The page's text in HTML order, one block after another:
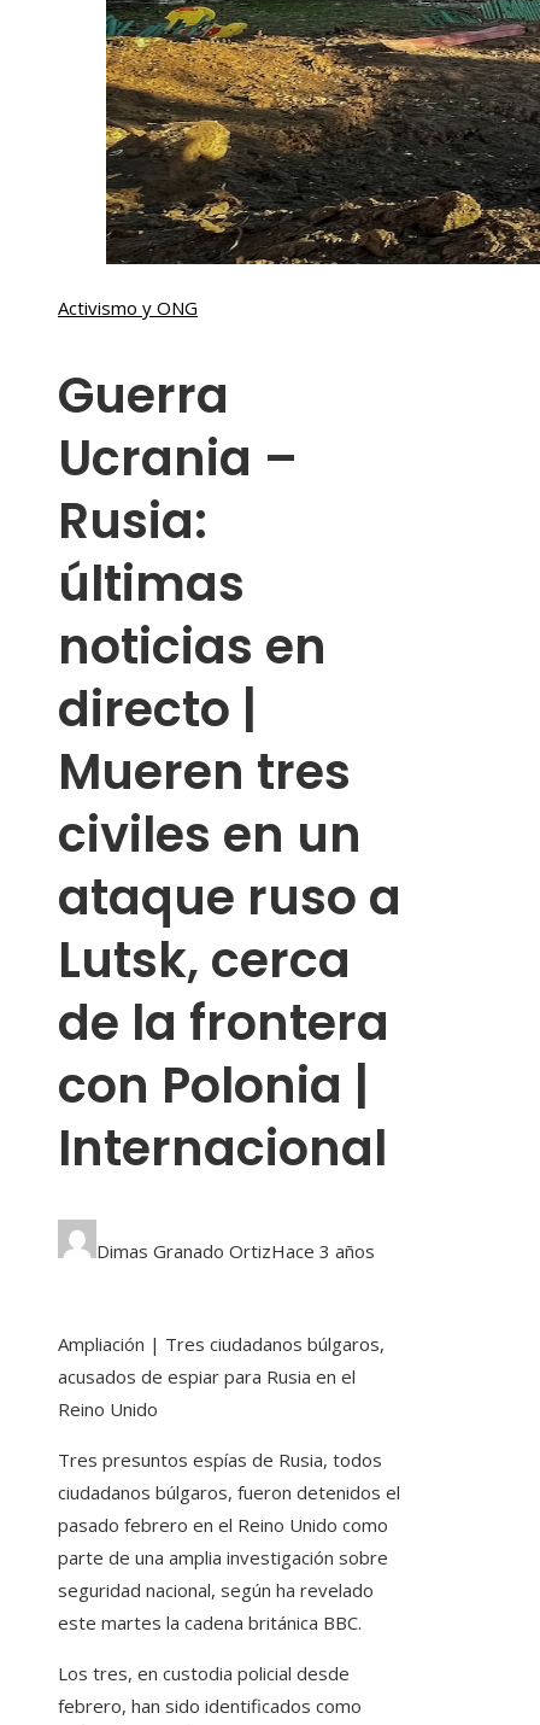
Activismo y ONG
Guerra
Ucrania –
Rusia:
últimas
noticias en
directo |
Mueren tres
civiles en un
ataque ruso a
Lutsk, cerca
de la frontera
con Polonia |
Internacional
Dimas Granado OrtizHace 3 años
Ampliación | Tres ciudadanos búlgaros,
acusados de espiar para Rusia en el
Reino Unido
Tres presuntos espías de Rusia, todos
ciudadanos búlgaros, fueron detenidos el
pasado febrero en el Reino Unido como
parte de una amplia investigación sobre
seguridad nacional, según ha revelado
este martes la cadena británica BBC.
Los tres, en custodia policial desde
febrero, han sido identificados como